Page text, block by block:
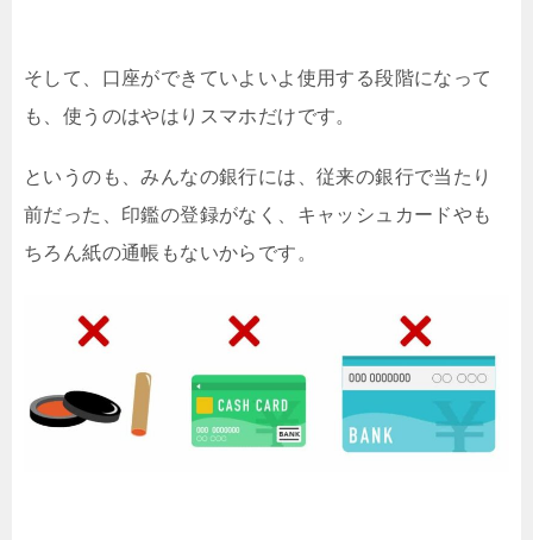
そして、口座ができていよいよ使用する段階になって
も、使うのはやはりスマホだけです。
というのも、みんなの銀行には、従来の銀行で当たり
前だった、印鑑の登録がなく、キャッシュカードやも
ちろん紙の通帳もないからです。